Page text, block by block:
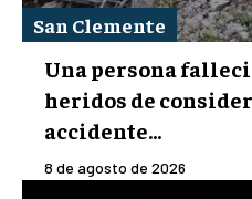
San Clemente
Una persona
heridos de
accidente...
8 de agosto de 2026